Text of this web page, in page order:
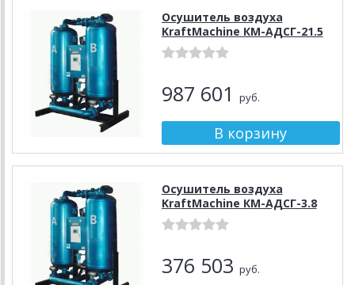
Осушитель воздуха
KraftMachine КМ-АДСГ-21.5
987 601 руб.
Осушитель воздуха
KraftMachine КМ-АДСГ-3.8
376 503 руб.